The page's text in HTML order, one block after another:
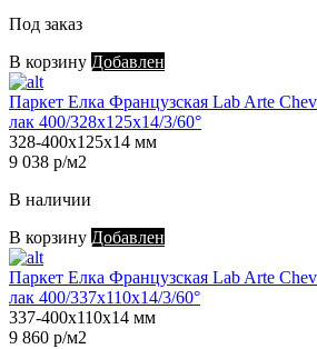
Под заказ
В корзину Добавлен
Паркет Елка Французская Lab Arte
лак 400/328х125х14/3/60°
328-400х125х14 мм
9 038 р/м2
В наличии
В корзину Добавлен
Паркет Елка Французская Lab Arte
лак 400/337х110х14/3/60°
337-400х110х14 мм
9 860 р/м2